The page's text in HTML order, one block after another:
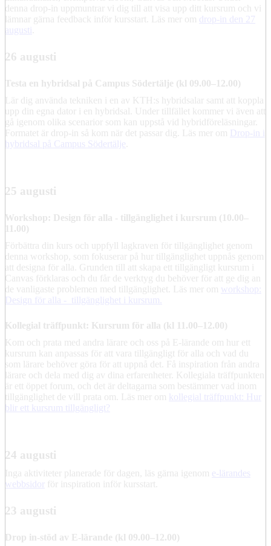
denna drop-in uppmuntrar vi dig till att visa upp ditt kursrum och vi
lämnar gärna feedback inför kursstart. Läs mer om drop-in den 27
augusti
26 augusti
Testa en hybridsal på Campus Södertälje (kl 09.00–12.00)
Lär dig använda tekniken i en av KTH:s hybridsalar samt att koppla
upp din egna dator i en hybridsal. Under tillfället kommer vi även att
gå igenom olika scenarior som kan uppstå vid hybridföreläsningar.
Formatet är drop-in så kom när det passar dig. Läs mer om Drop-in i
hybridsal på Campus Södertälje
25 augusti
Workshop: Design för alla - tillgänglighet i kursrum (10.00–
11.00)
Förbättra din kurs och uppfyll lagkraven för tillgänglighet genom
denna workshop, som fokuserar på hur tillgänglighet uppnås genom
att designa för alla. Grunden till att skapa ett tillgängligt kursrum i
Canvas förklaras och du får de verktyg du behöver för att ge dig an
de vanligaste problemen med tillgänglighet. Läs mer om workshop:
Design för alla - tillgänglighet i kursrum.
Kollegial träffpunkt: Kursrum för alla (kl 11.00–12.00)
Kom och prata med andra lärare och oss på E-lärande om hur ett
kursrum kan anpassas för att vara tillgängligt för alla och vad du
som lärare behöver göra för att uppnå det. Få inspiration från andra
lärare och dela med dig av dina erfarenheter. Kollegiala träffpunkten
är ett öppet forum, och det är deltagarna som bestämmer vad inom
tillgänglighet de vill prata om. Läs mer om kollegial träffpunkt: Hur
blir ett kursrum tillgängligt?
24 augusti
Inga aktiviteter planerade för dagen, läs gärna igenom e-lärandes
webbsidor
för inspiration inför kursstart.
23 augusti
Drop in-stöd av E-lärande (kl 09.00–12.00)